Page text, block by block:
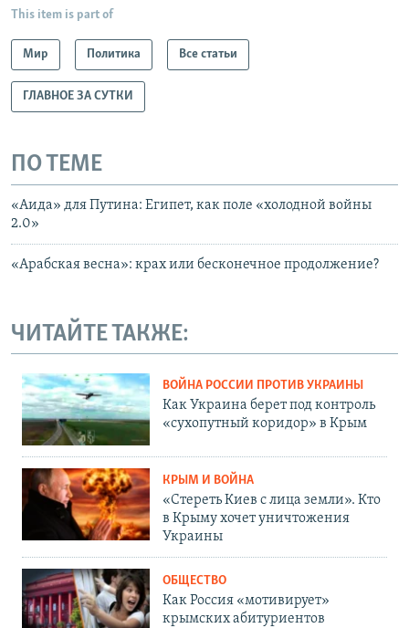
This item is part of
Мир Политика Все статьи
ГЛАВНОЕ ЗА СУТКИ
ПО ТЕМЕ
«Аида» для Путина: Египет, как поле «холодной войны
2.0»
«Арабская весна»: крах или бесконечное продолжение?
ЧИТАЙТЕ ТАКЖЕ:
ВОЙНА РОССИИ ПРОТИВ УКРАИНЫ
Как Украина берет под контроль
«сухопутный коридор» в Крым
КРЫМ И ВОЙНА
«Стереть Киев с лица земли». Кто
в Крыму хочет уничтожения
Украины
ОБЩЕСТВО
Как Россия «мотивирует»
крымских абитуриентов